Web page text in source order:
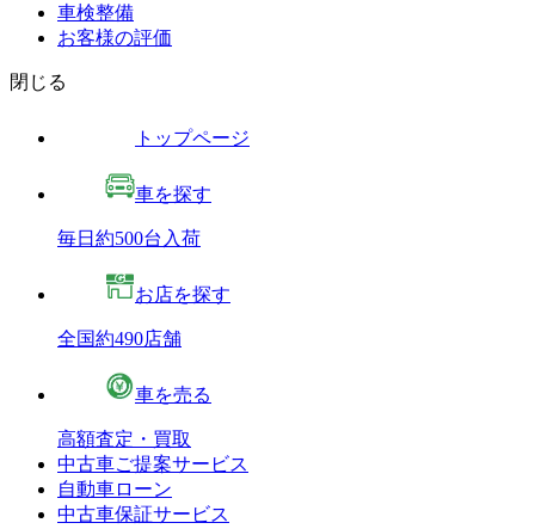
車検整備
お客様の評価
閉じる
トップページ
車を探す
毎日約500台入荷
お店を探す
全国約490店舗
車を売る
高額査定・買取
中古車ご提案サービス
自動車ローン
中古車保証サービス